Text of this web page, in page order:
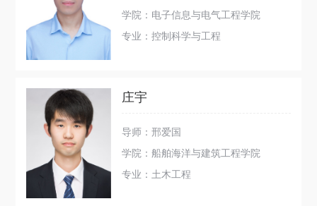
学院：电子信息与电气工程学院
专业：控制科学与工程
庄宇
导师：邢爱国
学院：船舶海洋与建筑工程学院
专业：土木工程